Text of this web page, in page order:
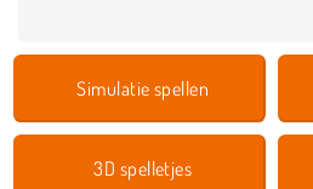
Simulatie spellen
3D spelletjes